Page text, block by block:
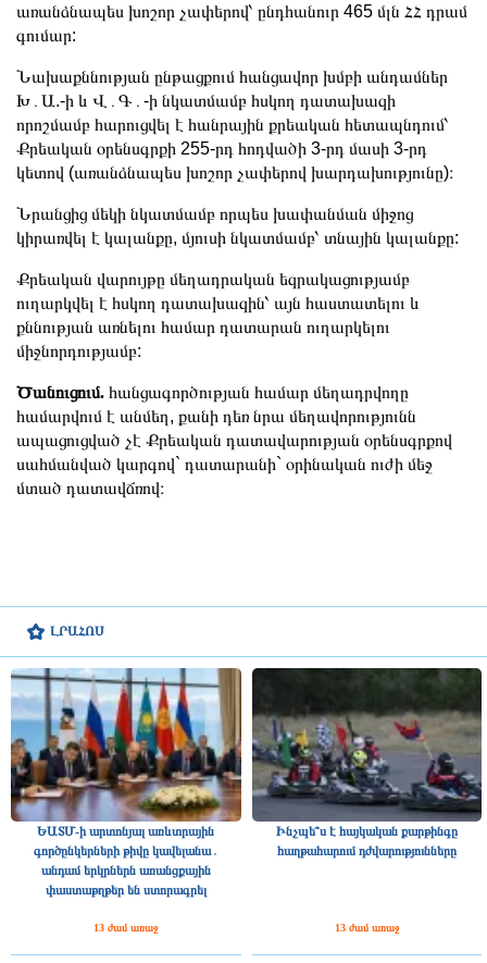
ԼՐԱՀՈՍ
ԵԱՏՄ-ի արտոնյալ առևտրային
գործընկերների թիվը կավելանա․
անդամ երկրներն առանցքային
փաստաթղթեր են ստորագրել
13 ժամ առաջ
Ինչպե՞ս է հայկական քարթինգը
հաղթահարում դժվարությունները
13 ժամ առաջ
առանձնապես խոշոր չափերով՝ ընդհանուր 465 մլն ՀՀ դրամ
գումար:
Նախաքննության ընթացքում հանցավոր խմբի անդամներ
Խ․Ա.-ի և Վ․Գ․-ի նկատմամբ հսկող դատախազի
որոշմամբ հարուցվել է հանրային քրեական հետապնդում՝
Քրեական օրենսգրքի 255-րդ հոդվածի 3-րդ մասի 3-րդ
կետով (առանձնապես խոշոր չափերով խարդախությունը)։
Նրանցից մեկի նկատմամբ որպես խափանման միջոց
կիրառվել է կալանքը, մյուսի նկատմամբ՝ տնային կալանքը:
Քրեական վարույթը մեղադրական եզրակացությամբ
ուղարկվել է հսկող դատախազին՝ այն հաստատելու և
քննության առնելու համար դատարան ուղարկելու
միջնորդությամբ:
Ծանուցում. հանցագործության համար մեղադրվողը
համարվում է անմեղ, քանի դեռ նրա մեղավորությունն
ապացուցված չէ Քրեական դատավարության օրենսգրքով
սահմանված կարգով` դատարանի` օրինական ուժի մեջ
մտած դատավճռով։